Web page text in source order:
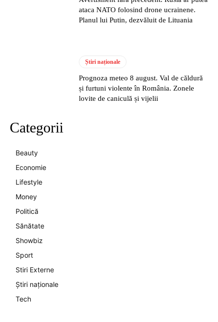
ataca NATO folosind drone ucrainene.
Planul lui Putin, dezvăluit de Lituania
Știri naționale
Prognoza meteo 8 august. Val de căldură
și furtuni violente în România. Zonele
lovite de caniculă și vijelii
Categorii
Beauty
Economie
Lifestyle
Money
Politică
Sănătate
Showbiz
Sport
Stiri Externe
Știri naționale
Tech